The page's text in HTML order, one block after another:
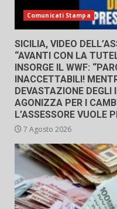
Comunicati Stampa
SICILIA, VIDEO
“AVANTI CON LA
INSORGE IL WWF:
INACCETTABILI!
DEVASTAZIONE DEGLI
AGONIZZA PER I
L’ASSESSORE VUOLE
7 Agosto 2026